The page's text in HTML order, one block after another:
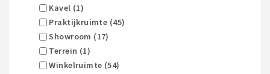
Kavel (1)
Praktijkruimte (45)
Showroom (17)
Terrein (1)
Winkelruimte (54)